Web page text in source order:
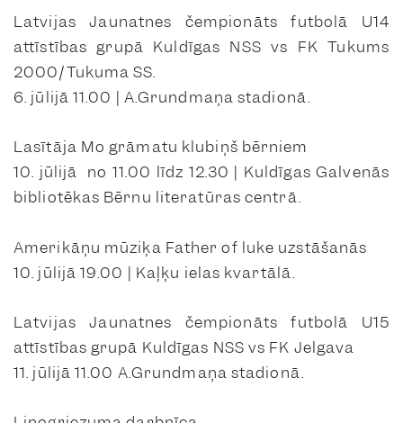
Latvijas Jaunatnes čempionāts futbolā U14
attīstības grupā Kuldīgas NSS vs FK Tukums
2000/Tukuma SS.
6. jūlijā 11.00 | A.Grundmaņa stadionā.
Lasītāja Mo grāmatu klubiņš bērniem
10. jūlijā no 11.00 līdz 12.30 | Kuldīgas Galvenās
bibliotēkas Bērnu literatūras centrā.
Amerikāņu mūziķa Father of luke uzstāšanās
10. jūlijā 19.00 | Kaļķu ielas kvartālā.
Latvijas Jaunatnes čempionāts futbolā U15
attīstības grupā Kuldīgas NSS vs FK Jelgava
11. jūlijā 11.00 A.Grundmaņa stadionā.